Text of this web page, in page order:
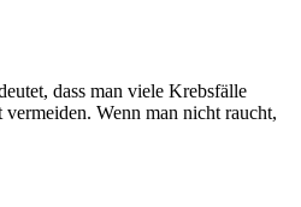
dass man viele Krebsfälle
Wenn man nicht raucht,